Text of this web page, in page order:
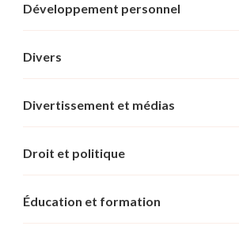
Développement personnel
Divers
Divertissement et médias
Droit et politique
Éducation et formation